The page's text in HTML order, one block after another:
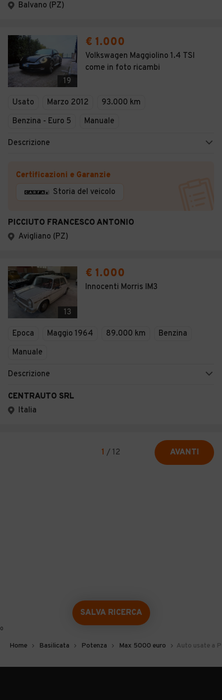
Balvano (PZ)
19
€ 1.000
Volkswagen Maggiolino 1.4 TSI
come in foto ricambi
Usato Marzo 2012
93.000 km
Benzina - Euro 5
Manuale
Descrizione
Certificazioni e Garanzie
Storia del veicolo
PICCIUTO FRANCESCO ANTONIO
Avigliano (PZ)
13
€ 1.000
Innocenti Morris IM3
Epoca Maggio 1964 89.000 km
Benzina
Manuale
Descrizione
CENTRAUTO SRL
Italia
1 / 12 AVANTI
SALVA RICERCA
0
Home Basilicata Potenza Max 5000 euro Auto usate a